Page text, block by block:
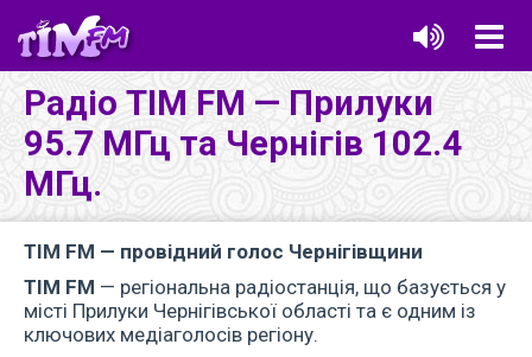
Радіо ТІМ FM — Прилуки
95.7 МГц та Чернігів 102.4
МГц.
ТІМ FM — провідний голос Чернігівщини
ТІМ FM — регіональна радіостанція, що базується у
місті Прилуки Чернігівської області та є одним із
ключових медіаголосів регіону.